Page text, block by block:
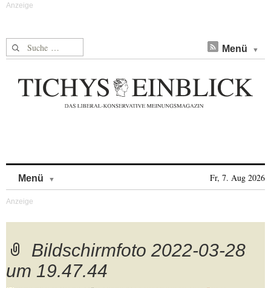
Suche nach: Menü
Menü Fr, 7. Aug 2026
Bildschirmfoto 2022-03-28
um 19.47.44